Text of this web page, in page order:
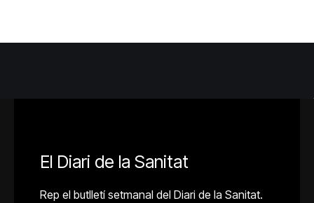
El Diari de la Sanitat
Rep el butlletí setmanal del Diari de la Sanitat.